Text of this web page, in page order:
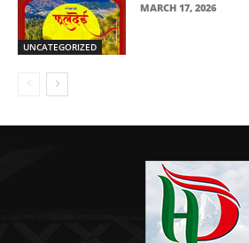
UNCATEGORIZED
MARCH 17, 2026